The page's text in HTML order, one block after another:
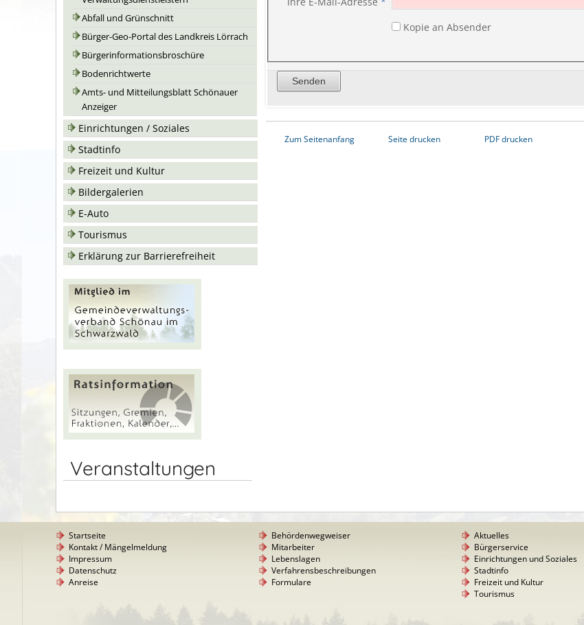
Abfall und Grünschnitt
Bürger-Geo-Portal des Landkreis Lörrach
Bürgerinformationsbroschüre
Bodenrichtwerte
Amts- und Mitteilungsblatt Schönauer
Anzeiger
Einrichtungen / Soziales
Stadtinfo
Freizeit und Kultur
Bildergalerien
E-Auto
Tourismus
Erklärung zur Barrierefreiheit
Veranstaltungen
Kopie an Absender
Zum Seitenanfang Seite drucken PDF drucken
Startseite
Kontakt / Mängelmeldung
Impressum
Datenschutz
Anreise
Behördenwegweiser
Mitarbeiter
Lebenslagen
Verfahrensbeschreibungen
Formulare
Aktuelles
Bürgerservice
Einrichtungen und Soziales
Stadtinfo
Freizeit und Kultur
Tourismus